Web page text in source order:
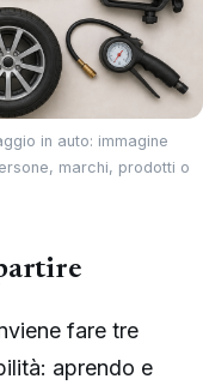
in auto: immagine
marchi, prodotti o
fare tre
aprendo e